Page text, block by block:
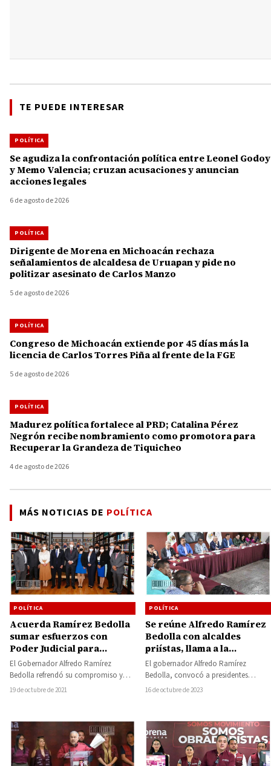
TE PUEDE INTERESAR
POLÍTICA
Se agudiza la confrontación política entre Leonel Godoy
y Memo Valencia; cruzan acusaciones y anuncian
acciones legales
6 de agosto de 2026
POLÍTICA
Dirigente de Morena en Michoacán rechaza
señalamientos de alcaldesa de Uruapan y pide no
politizar asesinato de Carlos Manzo
5 de agosto de 2026
POLÍTICA
Congreso de Michoacán extiende por 45 días más la
licencia de Carlos Torres Piña al frente de la FGE
5 de agosto de 2026
POLÍTICA
Madurez política fortalece al PRD; Catalina Pérez
Negrón recibe nombramiento como promotora para
Recuperar la Grandeza de Tiquicheo
4 de agosto de 2026
MÁS NOTICIAS DE POLÍTICA
POLÍTICA
Acuerda Ramírez Bedolla
sumar esfuerzos con
Poder Judicial para
avanzar en reforma
laboral
El Gobernador Alfredo Ramírez
Bedolla refrendó su compromiso y
respeto con el Poder Judicial al
19 de octubre de 2021
POLÍTICA
Se reúne Alfredo Ramírez
Bedolla con alcaldes
priístas, llama a la
prudencia y
responsabilidad
presupuestal
El gobernador Alfredo Ramírez
Bedolla, convocó a presidentes
municipales emanados del Partido
16 de octubre de 2023